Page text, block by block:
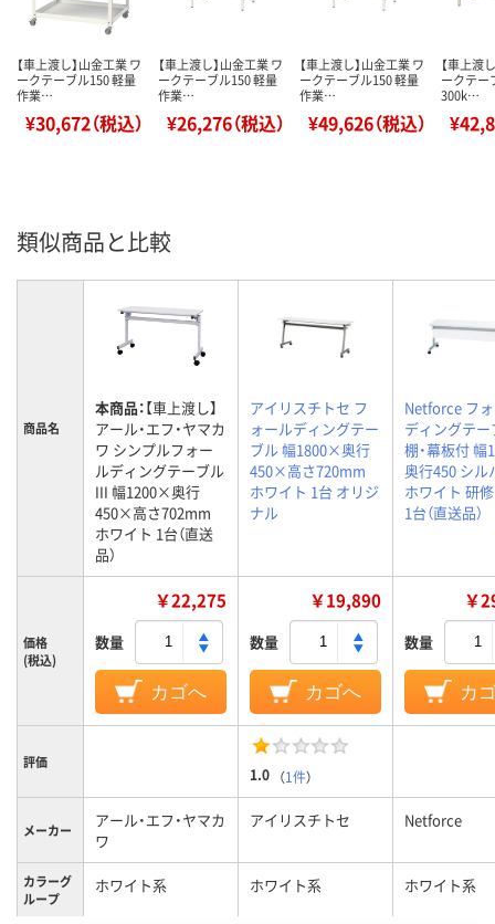
【車上渡し】山金工業 ワ
ークテーブル150 軽量
作業…
¥30,672（税込）
【車上渡し】山金工業 ワ
ークテーブル150 軽量
作業…
¥26,276（税込）
【車上渡し】山金工業 ワ
ークテーブル150 軽量
作業…
¥49,626（税込）
【車上渡
ークテー
300k…
類似商品と比較
商品名
本商品：【車上渡し】
アール・エフ・ヤマカ
ワ シンプルフォー
ルディングテーブル
III 幅1200×奥行
450×高さ702mm
ホワイト 1台（直送
品）
アイリスチトセ フ
ォールディングテー
ブル 幅1800×奥行
450×高さ720mm
ホワイト 1台 オリジ
ナル
Netforce フ
ディングテー
棚・幕板付
奥行450 シ
ホワイト 研
1台（直送品）
価格
(税込)
￥22,275
数量
カゴへ
￥19,890
数量
カゴへ
￥
数量
カ
評価
1.0 （1件）
メーカー
アール・エフ・ヤマカ
ワ
アイリスチトセ Netforce
カラーグ
ループ
ホワイト系 ホワイト系 ホワイト系